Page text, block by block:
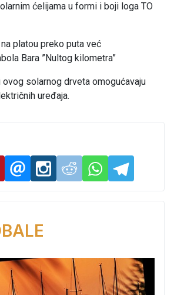
ćelijama u formi i boji loga TO
platou preko puta već
Bara ”Nultog kilometra”
solarnog drveta omogućavaju
uređaja.